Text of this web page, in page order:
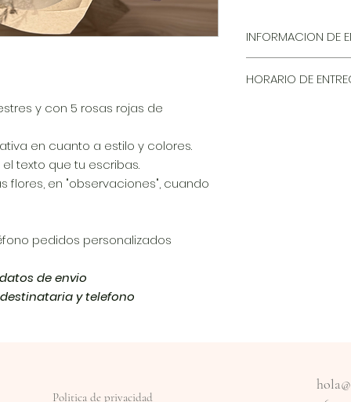
y con 5 rosas rojas de
en cuanto a estilo y colores.
texto que tu escribas.
flores, en "observaciones", cuando
pedidos personalizados
de envio
y telefono
INFORMACION DE
,arenales del sol ,
HORARIO DE
Politica de privacidad